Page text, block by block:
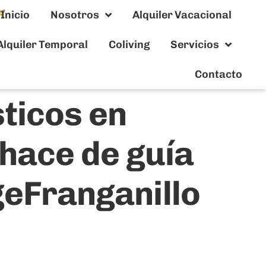
Inicio Nosotros Alquiler Vacacional
Temporal Coliving Servicios
Contacto
en
de guía